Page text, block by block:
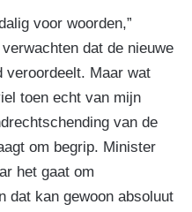
voor woorden,”
dat de nieuwe
veroordeelt. Maar wat
toen echt van mijn
van de
om begrip. Minister
het gaat om
dat kan gewoon absoluut